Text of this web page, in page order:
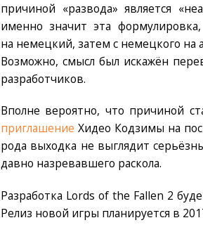
причиной «развода» является
именно значит эта
на немецкий, затем с немецкого на
Возможно, смысл был искажён
разработчиков.
Вполне вероятно, что причиной
приглашение Хидео Кодзимы на
рода выходка не выглядит
давно назревавшего раскола.
Разработка Lords of the Fallen 2
Релиз новой игры планируется в